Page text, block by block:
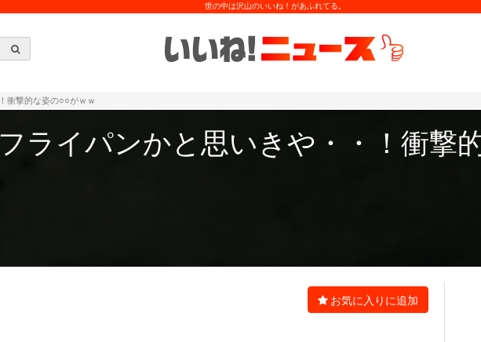
世の中は沢山のいいね！があふれてる。
衝撃的な姿の○○がｗｗ
ライパンかと思いきや・・！衝撃
お気に入りに追加